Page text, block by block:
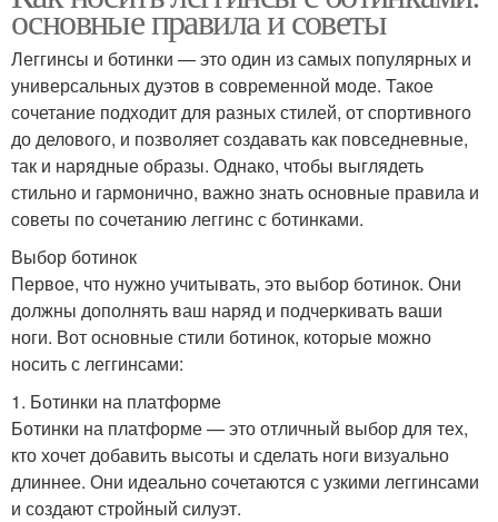
основные правила и советы
Леггинсы и ботинки — это один из самых популярных и
универсальных дуэтов в современной моде. Такое
сочетание подходит для разных стилей, от спортивного
до делового, и позволяет создавать как повседневные,
так и нарядные образы. Однако, чтобы выглядеть
стильно и гармонично, важно знать основные правила и
советы по сочетанию леггинс с ботинками.
Выбор ботинок
Первое, что нужно учитывать, это выбор ботинок. Они
должны дополнять ваш наряд и подчеркивать ваши
ноги. Вот основные стили ботинок, которые можно
носить с леггинсами:
1. Ботинки на платформе
Ботинки на платформе — это отличный выбор для тех,
кто хочет добавить высоты и сделать ноги визуально
длиннее. Они идеально сочетаются с узкими леггинсами
и создают стройный силуэт.